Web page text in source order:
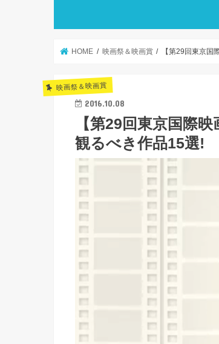
HOME 映画祭＆映画賞 【第29回東京国
映画祭＆映画賞
2016.10.08
【第29回東京国際
観るべき作品15選!